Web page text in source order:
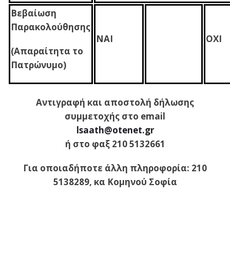
Βεβαίωση
Παρακολούθησης
(Απαραίτητα το
Πατρώνυμο)
ΝΑΙ ΟΧΙ
Αντιγραφή και αποστολή δήλωσης
συμμετοχής στο email
lsaath@otenet.gr
ή στο φαξ 210 5132661
Για οποιαδήποτε άλλη πληροφορία: 210
5138289, κα Κομηνού Σοφία